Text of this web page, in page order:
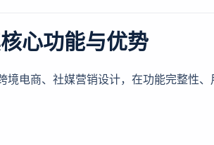
心功能与优势
电商、社媒营销设计，在功能完整性